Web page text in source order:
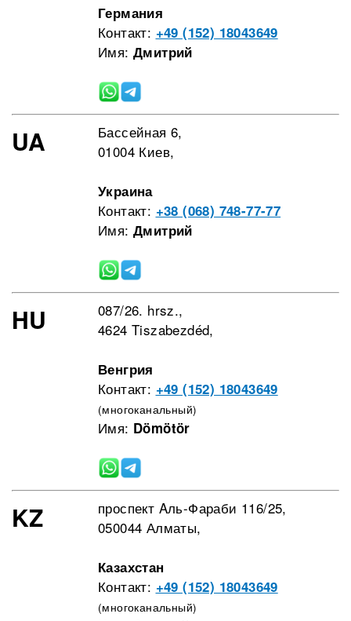
Германия
Контакт: +49 (152) 18043649
Имя: Дмитрий
UA
Бассейная 6,
01004 Киев,
Украина
Контакт: +38 (068) 748-77-77
Имя: Дмитрий
HU
087/26. hrsz.,
4624 Tiszabezdéd,
Венгрия
Контакт: +49 (152) 18043649
(многоканальный)
Имя: Dömötör
KZ
проспект Aль-Фараби 116/25,
050044 Алматы,
Казахстан
Контакт: +49 (152) 18043649
(многоканальный)